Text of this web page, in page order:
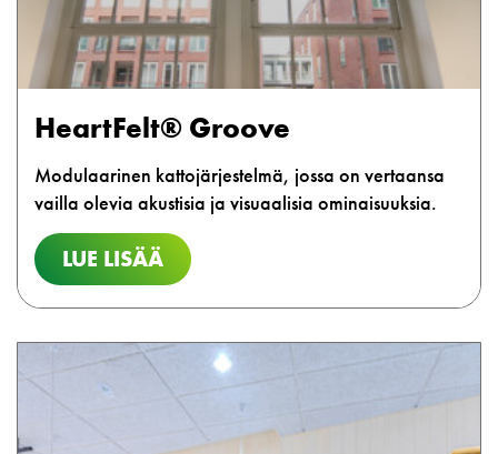
HeartFelt® Groove
Modulaarinen kattojärjestelmä, jossa on vertaansa
vailla olevia akustisia ja visuaalisia ominaisuuksia.
LUE LISÄÄ